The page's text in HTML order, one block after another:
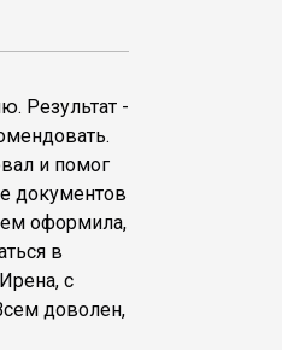
Результат -
и помог
документов
оформила,
в
с
доволен,